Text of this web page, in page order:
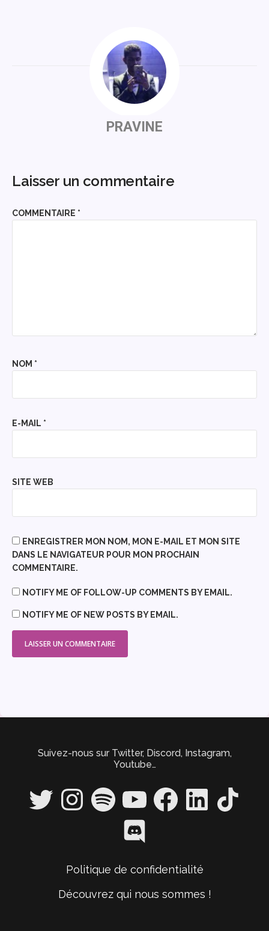
PRAVINE
Laisser un commentaire
COMMENTAIRE *
NOM *
E-MAIL *
SITE WEB
ENREGISTRER MON NOM, MON E-MAIL ET MON SITE
DANS LE NAVIGATEUR POUR MON PROCHAIN
COMMENTAIRE.
NOTIFY ME OF FOLLOW-UP COMMENTS BY EMAIL.
NOTIFY ME OF NEW POSTS BY EMAIL.
Suivez-nous sur Twitter, Discord, Instagram,
Youtube…
Twitter InstagramSpotify YouTube FacebookLinkedIn TikTok
Discord
Politique de confidentialité
Découvrez qui nous sommes !